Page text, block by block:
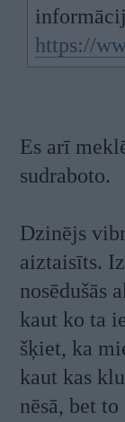
https://
Es arī
sudraboto.
Dzinējs
aiztaisīts.
nosēdušās
kaut ko ta
šķiet, ka
kaut kas
nēsā, bet